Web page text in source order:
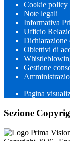
Cookie policy
Note legali
Informativa
Ufficio
Dichiarazione
Obiettivi di
Gestione
Pagina
Sezione